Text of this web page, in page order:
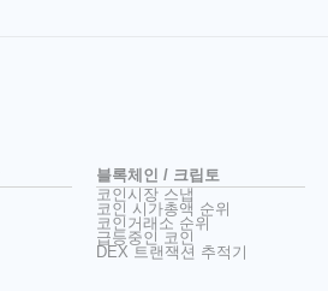
블록체인 / 크립토
코인시장 스냅
코인 시가총액 순위
코인거래소 순위
급등중인 코인
DEX 트랜잭션 추적기